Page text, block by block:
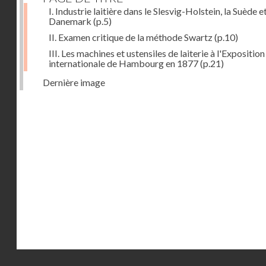
I. Industrie laitière dans le Slesvig-Holstein, la Suède
Danemark (p.5)
II. Examen critique de la méthode Swartz(p.10)
III. Les machines et ustensiles de laiterie à l'Exposition
internationale de Hambourg en 1877(p.21)
Dernière image